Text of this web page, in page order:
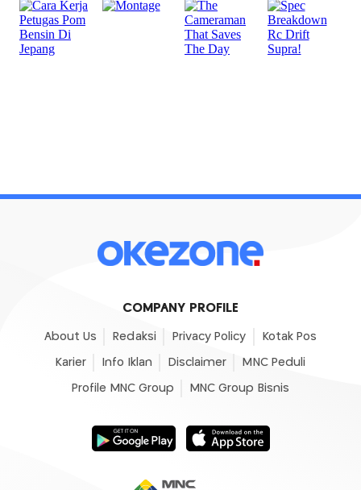
COMPANY PROFILE
About Us Redaksi Privacy Policy Kotak Pos
Karier Info Iklan Disclaimer MNC Peduli
Profile MNC Group MNC Group Bisnis